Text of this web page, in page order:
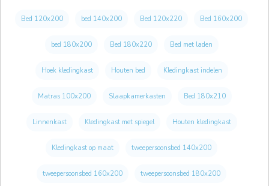
Bed 120x200 bed 140x200 Bed 120x220 Bed 160x200
bed 180x200 Bed 180x220 Bed met laden
Hoek kledingkast Houten bed Kledingkast indelen
Matras 100x200 Slaapkamerkasten Bed 180x210
Linnenkast Kledingkast met spiegel Houten kledingkast
Kledingkast op maat tweepersoonsbed 140x200
tweepersoonsbed 160x200 tweepersoonsbed 180x200